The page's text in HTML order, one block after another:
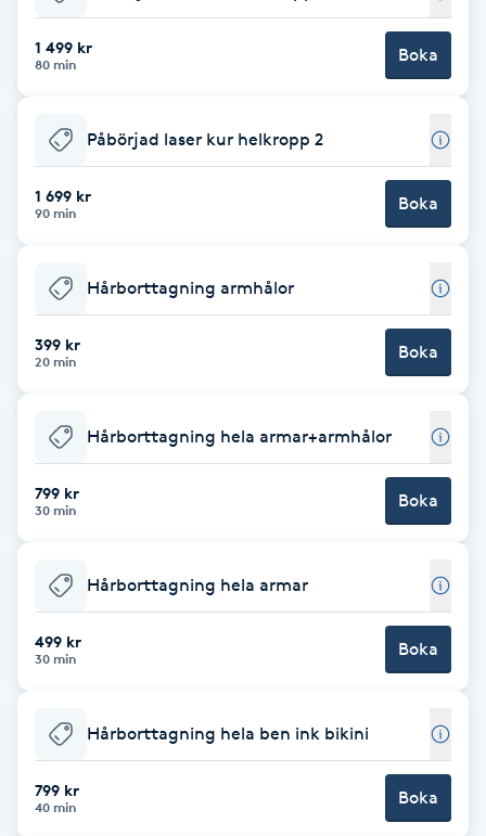
Babylights
Balayage
Barber
Barnklippning
BIAB
Blowout
Bottenfärg
Brynfärgning
Brynplockning
Celluliter
1 499 kr
80 min Boka
Påbörjad laser kur helkropp 2
1 699 kr
90 min Boka
Hårborttagning armhålor
399 kr
20 min Boka
Hårborttagning hela armar+armhålor
799 kr
30 min Boka
Hårborttagning hela armar
499 kr
30 min Boka
Hårborttagning hela ben ink bikini
799 kr
40 min Boka